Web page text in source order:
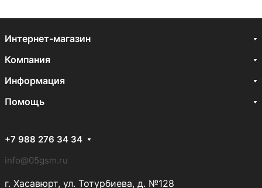
Интернет-магазин
Компания
Информация
Помощь
+7 988 276 34 34
info@05gsm.ru
г. Хасавюрт, ул. Тотурбиева, д. №128